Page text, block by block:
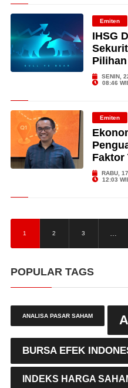
Emiten
IHSG
SENIN,
08:46
Emiten
Faktor
RABU,
12:03
1 2 3 …
POPULAR TAGS
ANALISA PASAR SAHAM
BURSA EFEK
INDEKS HARGA